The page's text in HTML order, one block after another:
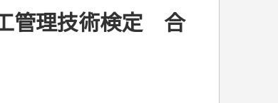
管理技術検定 合